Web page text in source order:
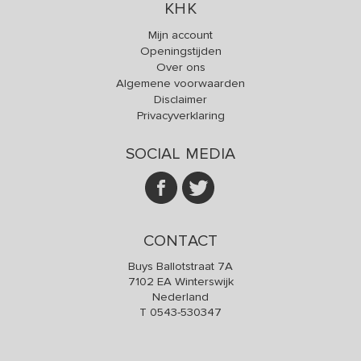
KHK
Mijn account
Openingstijden
Over ons
Algemene voorwaarden
Disclaimer
Privacyverklaring
SOCIAL MEDIA
CONTACT
Buys Ballotstraat 7A
7102 EA Winterswijk
Nederland
T 0543-530347